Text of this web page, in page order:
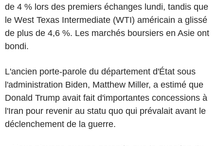
de 4 % lors des premiers échanges lundi, tandis que
le West Texas Intermediate (WTI) américain a glissé
de plus de 4,6 %. Les marchés boursiers en Asie ont
bondi.
L'ancien porte-parole du département d'État sous
l'administration Biden, Matthew Miller, a estimé que
Donald Trump avait fait d'importantes concessions à
l'Iran pour revenir au statu quo qui prévalait avant le
déclenchement de la guerre.